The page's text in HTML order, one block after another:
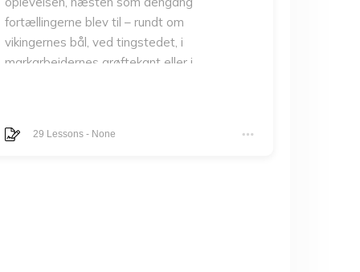
fortællingerne blev til – rundt om
vikingernes bål, ved tingstedet, i
markarbejdernes grøftekant eller i
eller Fanden selv. Og hver gang de åbner
29 Lessons- None